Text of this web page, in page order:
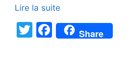
Lire la suite
T
F
a
Share